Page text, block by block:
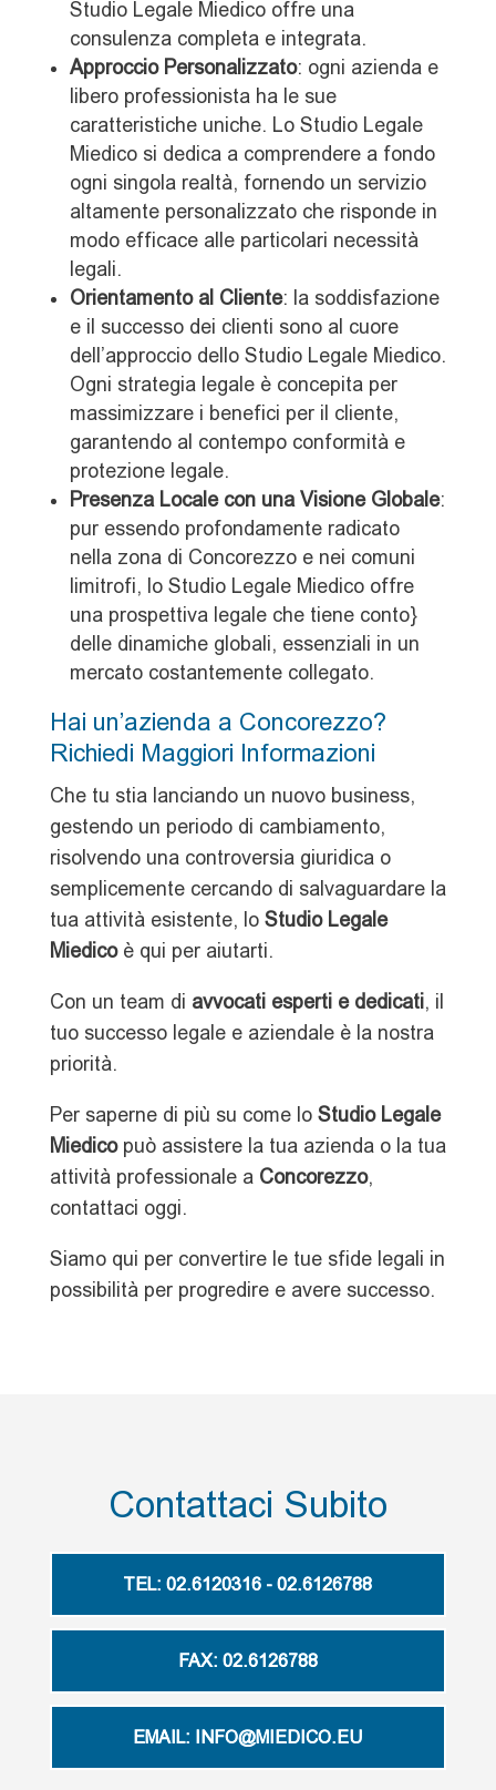
Studio Legale Miedico offre una
consulenza completa e integrata.
Approccio Personalizzato: ogni azienda e
libero professionista ha le sue
caratteristiche uniche. Lo Studio Legale
Miedico si dedica a comprendere a fondo
ogni singola realtà, fornendo un servizio
altamente personalizzato che risponde in
modo efficace alle particolari necessità
legali.
Orientamento al Cliente: la soddisfazione
e il successo dei clienti sono al cuore
dell’approccio dello Studio Legale Miedico.
Ogni strategia legale è concepita per
massimizzare i benefici per il cliente,
garantendo al contempo conformità e
protezione legale.
Presenza Locale con una Visione Globale:
pur essendo profondamente radicato
nella zona di Concorezzo e nei comuni
limitrofi, lo Studio Legale Miedico offre
una prospettiva legale che tiene conto}
delle dinamiche globali, essenziali in un
mercato costantemente collegato.
Hai un’azienda a Concorezzo?
Richiedi Maggiori Informazioni
Che tu stia lanciando un nuovo business,
gestendo un periodo di cambiamento,
risolvendo una controversia giuridica o
semplicemente cercando di salvaguardare la
tua attività esistente, lo Studio Legale
Miedicoè qui per aiutarti.
Con un team di avvocati esperti e dedicati, il
tuo successo legale e aziendale è la nostra
priorità.
Per saperne di più su come lo Studio Legale
Miedicopuò assistere la tua azienda o la tua
attività professionale a Concorezzo,
contattaci oggi.
Siamo qui per convertire le tue sfide legali in
possibilità per progredire e avere successo.
Contattaci Subito
TEL: 02.6120316 - 02.6126788
FAX: 02.6126788
EMAIL: INFO@MIEDICO.EU